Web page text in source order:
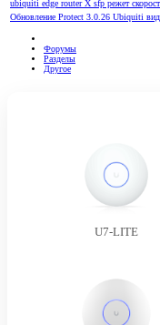
ubiquiti edge router X sfp режет
Обновление Protect 3.0.26 Ubiquiti
Форумы
Разделы
Другое
U7-LITE